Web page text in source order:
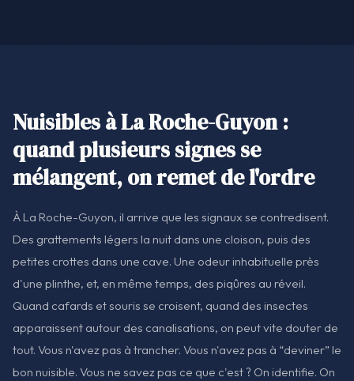
Nuisibles à La Roche-Guyon :
quand plusieurs signes se
mélangent, on remet de l'ordre
À La Roche-Guyon, il arrive que les signaux se contredisent.
Des grattements légers la nuit dans une cloison, puis des
petites crottes dans une cave. Une odeur inhabituelle près
d'une plinthe, et, en même temps, des piqûres au réveil.
Quand cafards et souris se croisent, quand des insectes
apparaissent autour des canalisations, on peut vite douter de
tout. Vous n'avez pas à trancher. Vous n'avez pas à “deviner” le
bon nuisible. Vous ne savez pas ce que c'est ? On identifie. On